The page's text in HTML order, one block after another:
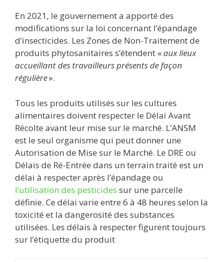
En 2021, le gouvernement a apporté des
modifications sur la loi concernant l’épandage
d’insecticides. Les Zones de Non-Traitement de
produits phytosanitaires s’étendent «aux lieux
accueillant des travailleurs présents de façon
régulière».
Tous les produits utilisés sur les cultures
alimentaires doivent respecter le Délai Avant
Récolte avant leur mise sur le marché. L’ANSM
est le seul organisme qui peut donner une
Autorisation de Mise sur le Marché. Le DRE ou
Délais de Ré-Entrée dans un terrain traité est un
délai à respecter après l’épandage ou
l’utilisation des pesticides sur une parcelle
définie. Ce délai varie entre 6 à 48 heures selon la
toxicité et la dangerosité des substances
utilisées. Les délais à respecter figurent toujours
sur l’étiquette du produit